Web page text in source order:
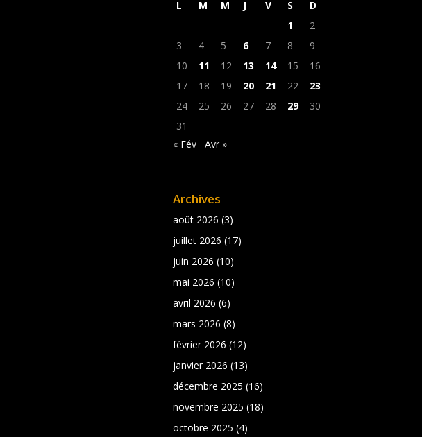
L M M J V S
D
1
2
3
4 5 6 7 8
9
10
11 12 13 14 15
16
17
18 19 20 21 22
23
24
25 26 27 28 29
30
31
« Fév
Avr »
Archives
août 2026 (3)
juillet 2026 (17)
juin 2026 (10)
mai 2026 (10)
avril 2026 (6)
mars 2026 (8)
février 2026 (12)
janvier 2026 (13)
décembre 2025 (16)
novembre 2025 (18)
octobre 2025 (4)